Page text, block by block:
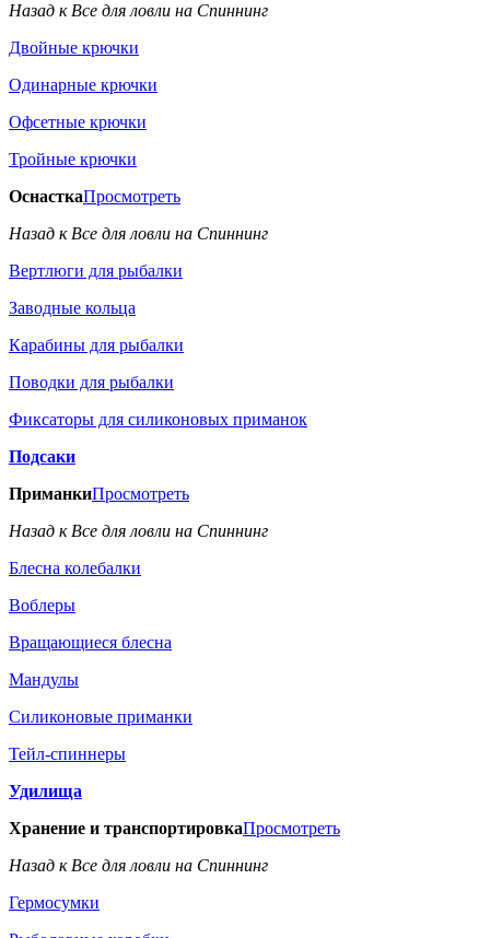
Назад к Все для ловли на Спиннинг
Двойные крючки
Одинарные крючки
Офсетные крючки
Тройные крючки
ОснасткаПросмотреть
Назад к Все для ловли на Спиннинг
Вертлюги для рыбалки
Заводные кольца
Карабины для рыбалки
Поводки для рыбалки
Фиксаторы для силиконовых приманок
Подсаки
ПриманкиПросмотреть
Назад к Все для ловли на Спиннинг
Блесна колебалки
Воблеры
Вращающиеся блесна
Мандулы
Силиконовые приманки
Тейл-спиннеры
Удилища
Хранение и транспортировкаПросмотреть
Назад к Все для ловли на Спиннинг
Гермосумки